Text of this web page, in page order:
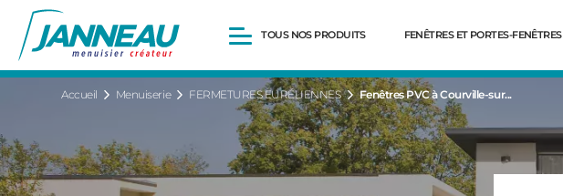
TOUS NOS PRODUITS
Portes d’entrée
Volets roulants
FENÊTRES ET PORTES-FENÊTRES
Accueil Menuiserie FERMETURES EURÉLIENNES Fenêtres PVC à Courville-sur...